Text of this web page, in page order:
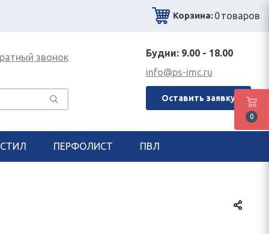
Корзина:0товаров
звонок
Будни: 9.00 - 18.00
info@ps-imc.ru
Оставить заявку
ПЕРФОЛИСТ ПВЛ
0